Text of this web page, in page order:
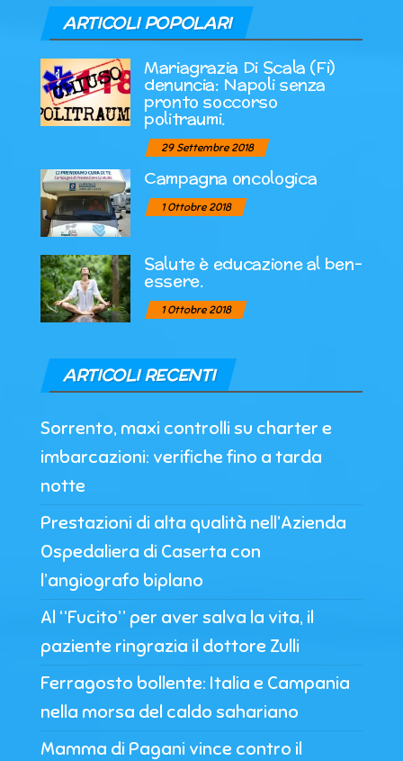
ARTICOLI POPOLARI
Mariagrazia Di Scala (Fi)
denuncia: Napoli senza
pronto soccorso
politraumi.
29 Settembre 2018
Campagna oncologica
1 Ottobre 2018
Salute è educazione al ben-
essere.
1 Ottobre 2018
ARTICOLI RECENTI
Sorrento, maxi controlli su charter e
imbarcazioni: verifiche fino a tarda
notte
Prestazioni di alta qualità nell’Azienda
Ospedaliera di Caserta con
l’angiografo biplano
Al “Fucito” per aver salva la vita, il
paziente ringrazia il dottore Zulli
Ferragosto bollente: Italia e Campania
nella morsa del caldo sahariano
Mamma di Pagani vince contro il